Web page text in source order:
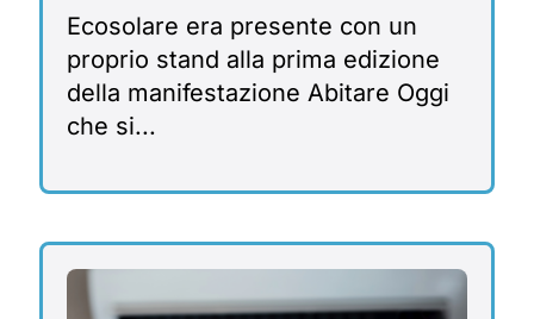
Ecosolare era presente con un
proprio stand alla prima edizione
della manifestazione Abitare Oggi
che si...